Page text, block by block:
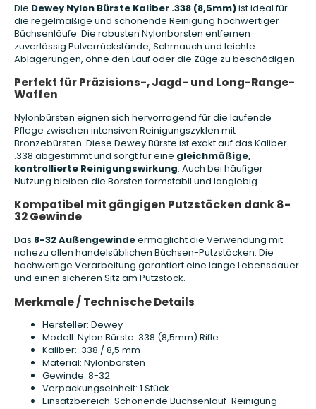
Die Dewey Nylon Bürste Kaliber .338 (8,5mm)ist ideal für
die regelmäßige und schonende Reinigung hochwertiger
Büchsenläufe. Die robusten Nylonborsten entfernen
zuverlässig Pulverrückstände, Schmauch und leichte
Ablagerungen, ohne den Lauf oder die Züge zu beschädigen.
Perfekt für Präzisions-, Jagd- und Long-Range-
Waffen
Nylonbürsten eignen sich hervorragend für die laufende
Pflege zwischen intensiven Reinigungszyklen mit
Bronzebürsten. Diese Dewey Bürste ist exakt auf das Kaliber
.338 abgestimmt und sorgt für eine gleichmäßige,
kontrollierte Reinigungswirkung. Auch bei häufiger
Nutzung bleiben die Borsten formstabil und langlebig.
Kompatibel mit gängigen Putzstöcken dank 8-
32 Gewinde
Das 8-32 Außengewindeermöglicht die Verwendung mit
nahezu allen handelsüblichen Büchsen-Putzstöcken. Die
hochwertige Verarbeitung garantiert eine lange Lebensdauer
und einen sicheren Sitz am Putzstock.
Merkmale / Technische Details
Hersteller: Dewey
Modell: Nylon Bürste .338 (8,5mm) Rifle
Kaliber: .338 / 8,5 mm
Material: Nylonborsten
Gewinde: 8-32
Verpackungseinheit: 1 Stück
Einsatzbereich: Schonende Büchsenlauf-Reinigung